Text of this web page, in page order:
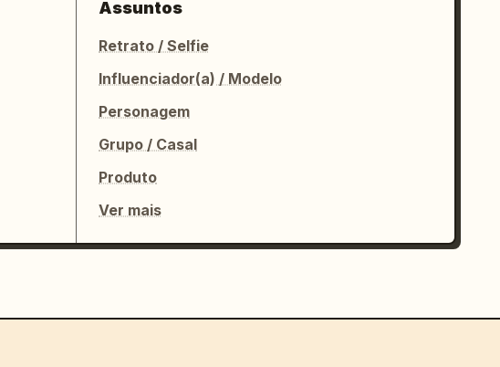
Assuntos
Retrato / Selfie
Influenciador(a) / Modelo
Personagem
Grupo / Casal
Produto
Ver mais